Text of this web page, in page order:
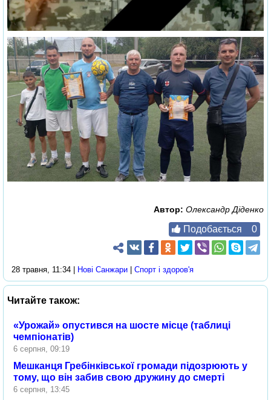
Автор: Олександр Діденко
Подобається 0
28 травня, 11:34 | Нові Cанжари | Спорт і здоров'я
Читайте також:
«Урожай» опустився на шосте місце (таблиці
чемпіонатів)
6 серпня, 09:19
Мешканця Гребінківської громади підозрюють у
тому, що він забив свою дружину до смерті
6 серпня, 13:45